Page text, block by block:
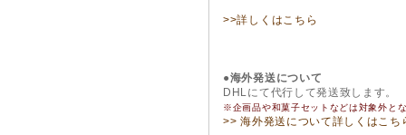
>>詳しくはこちら
●海外発送について
DHLにて代行して発送致します。
※企画品や和菓子セットなどは対象外と
>> 海外発送について詳しくはこち